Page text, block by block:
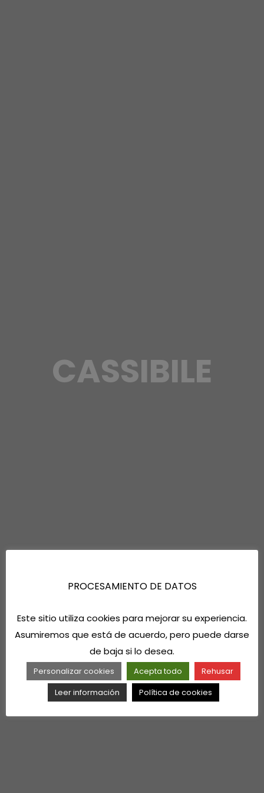
CASSIBILE
PROCESAMIENTO DE DATOS
Este sitio utiliza cookies para mejorar su experiencia.
Asumiremos que está de acuerdo, pero puede darse
de baja si lo desea.
Personalizar cookies Acepta todo
Rehusar
Leer información
Política de cookies